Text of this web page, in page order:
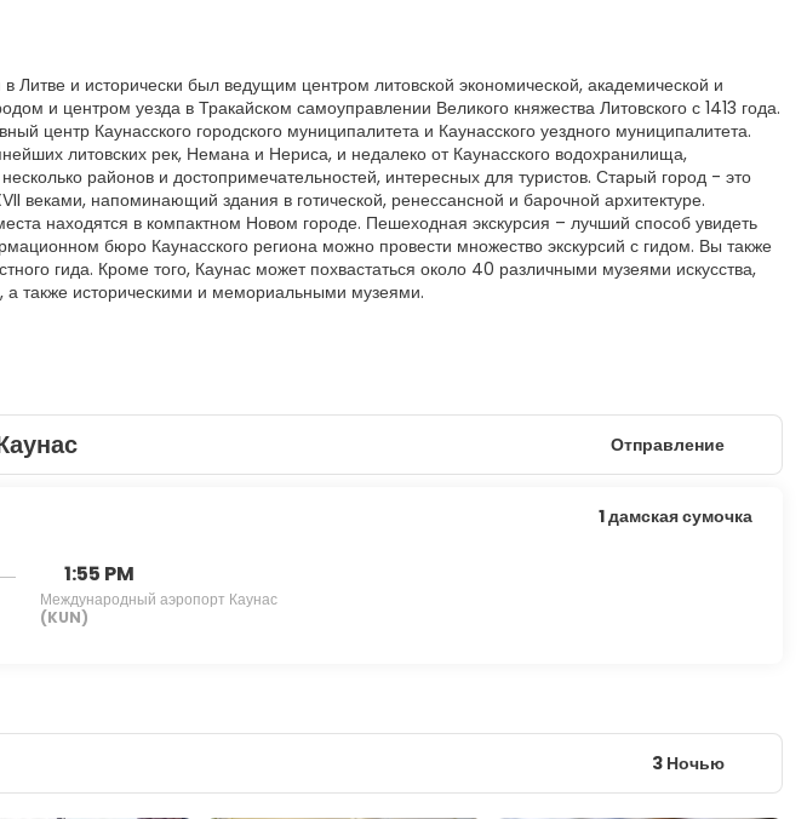
Литве и исторически был ведущим центром литовской экономической, академической и
и центром уезда в Тракайском самоуправлении Великого княжества Литовского с 1413 года.
центр Каунасского городского муниципалитета и Каунасского уездного муниципалитета.
литовских рек, Немана и Нериса, и недалеко от Каунасского водохранилища,
районов и достопримечательностей, интересных для туристов. Старый город - это
веками, напоминающий здания в готической, ренессансной и барочной архитектуре.
находятся в компактном Новом городе. Пешеходная экскурсия – лучший способ увидеть
бюро Каунасского региона можно провести множество экскурсий с гидом. Вы также
гида. Кроме того, Каунас может похвастаться около 40 различными музеями искусства,
а также историческими и мемориальными музеями.
Отправление
1:55 PM
Международный аэропорт Каунас
(KUN)
1 дамская сумочка
3 Ночью